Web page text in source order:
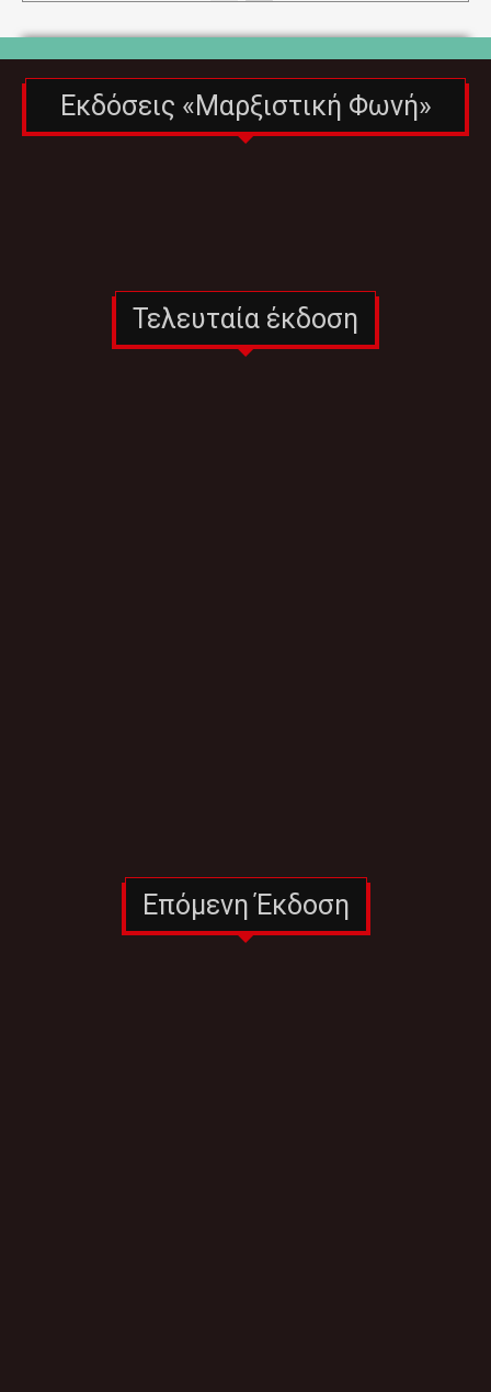
Εκδόσεις «Μαρξιστική Φωνή»
Τελευταία έκδοση
Επόμενη Έκδοση